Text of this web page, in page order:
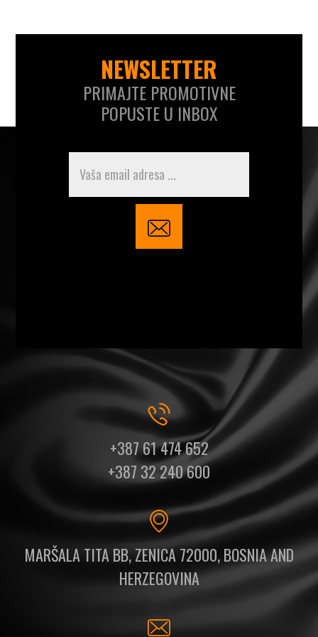
NEWSLETTER
PRIMAJTE PROMOTIVNE
POPUSTE U INBOX
+387 61 474 652
+387 32 240 600
MARŠALA TITA BB, ZENICA 72000, BOSNIA AND
HERZEGOVINA